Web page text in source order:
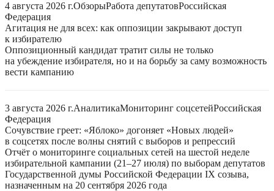
4 августа 2026 г.ОбзорыРабота депутатовРоссийская
Федерация
Агитация не для всех: как оппозиции закрывают доступ
к избирателю
Оппозиционный кандидат тратит силы не только
на убеждение избирателя, но и на борьбу за саму возможность
вести кампанию
3 августа 2026 г.АналитикаМониторинг соцсетейРоссийская
Федерация
Сочувствие греет: «Яблоко» догоняет «Новых людей»
в соцсетях после волны снятий с выборов и репрессий
Отчёт о мониторинге социальных сетей на шестой неделе
избирательной кампании (21–27 июля) по выборам депутатов
Государственной думы Российской Федерации IX созыва,
назначенным на 20 сентября 2026 года